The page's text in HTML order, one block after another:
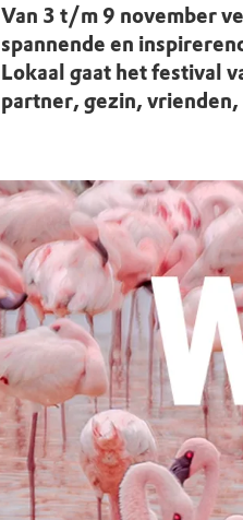
Zoeken op de kaart
Toegang en bezoek
Wat is OERRR?
Projecten
Jaarverslag
Van 3 t/m 9 november
spannende en
Lokaal gaat het festival
partner, gezin,